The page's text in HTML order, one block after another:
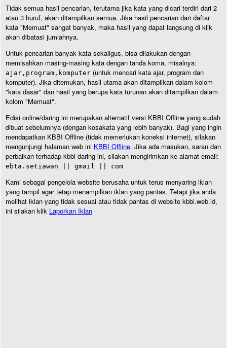
Tidak semua hasil pencarian, terutama jika kata yang dicari terdiri dari 2
atau 3 huruf, akan ditampilkan semua. Jika hasil pencarian dari daftar
kata "Memuat" sangat banyak, maka hasil yang dapat langsung di klik
akan dibatasi jumlahnya.
Untuk pencarian banyak kata sekaligus, bisa dilakukan dengan
memisahkan masing-masing kata dengan tanda koma, misalnya:
ajar,program,komputer (untuk mencari kata ajar, program dan
komputer). Jika ditemukan, hasil utama akan ditampilkan dalam kolom
"kata dasar" dan hasil yang berupa kata turunan akan ditampilkan dalam
kolom "Memuat".
Edisi online/daring ini merupakan alternatif versi KBBI Offline yang sudah
dibuat sebelumnya (dengan kosakata yang lebih banyak). Bagi yang ingin
mendapatkan KBBI Offline (tidak memerlukan koneksi internet), silakan
mengunjungi halaman web ini KBBI Offline. Jika ada masukan, saran dan
perbaikan terhadap kbbi daring ini, silakan mengirimkan ke alamat email:
ebta.setiawan || gmail || com
Kami sebagai pengelola website berusaha untuk terus menyaring iklan
yang tampil agar tetap menampilkan iklan yang pantas. Tetapi jika anda
melihat iklan yang tidak sesuai atau tidak pantas di website kbbi.web.id,
ini silakan klik Laporkan Iklan